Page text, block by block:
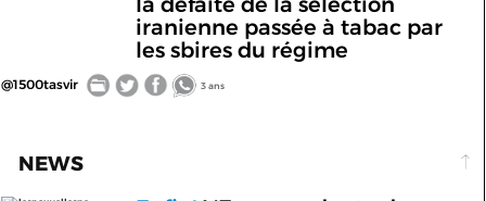
iranienne passée à tabac par
les sbires du régime
@1500tasvir 3 ans
NEWS